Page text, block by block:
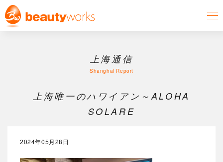
上海通信
Shanghai Report
上海唯一のハワイアン～ALOHA
SOLARE
2024年05月28日